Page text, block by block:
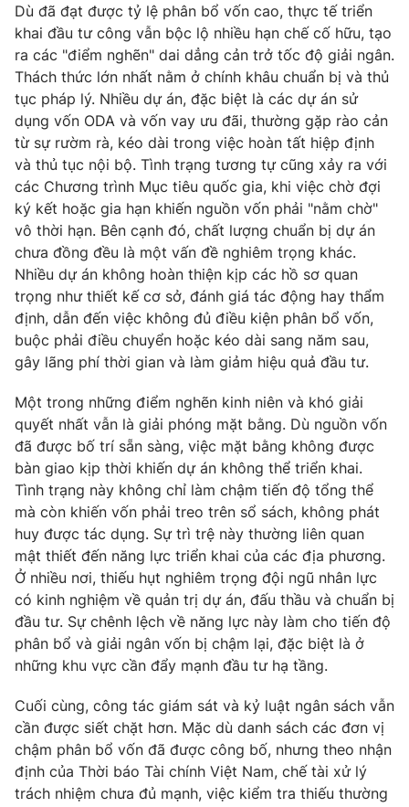
Liên hệ quảng cáo:024-7300.7108
® Cấm sao chép dưới mọi hình thức nếu không có sự chấp
thuận bằng văn bản. Ghi rõ nguồn VTV.vn khi phát hành lại
thông tin từ website này.
Dù đã đạt được tỷ lệ phân bổ vốn cao, thực tế triển
khai đầu tư công vẫn bộc lộ nhiều hạn chế cố hữu, tạo
ra các "điểm nghẽn" dai dẳng cản trở tốc độ giải ngân.
Thách thức lớn nhất nằm ở chính khâu chuẩn bị và thủ
tục pháp lý. Nhiều dự án, đặc biệt là các dự án sử
dụng vốn ODA và vốn vay ưu đãi, thường gặp rào cản
từ sự rườm rà, kéo dài trong việc hoàn tất hiệp định
và thủ tục nội bộ. Tình trạng tương tự cũng xảy ra với
các Chương trình Mục tiêu quốc gia, khi việc chờ đợi
ký kết hoặc gia hạn khiến nguồn vốn phải "nằm chờ"
vô thời hạn. Bên cạnh đó, chất lượng chuẩn bị dự án
chưa đồng đều là một vấn đề nghiêm trọng khác.
Nhiều dự án không hoàn thiện kịp các hồ sơ quan
trọng như thiết kế cơ sở, đánh giá tác động hay thẩm
định, dẫn đến việc không đủ điều kiện phân bổ vốn,
buộc phải điều chuyển hoặc kéo dài sang năm sau,
gây lãng phí thời gian và làm giảm hiệu quả đầu tư.
Một trong những điểm nghẽn kinh niên và khó giải
quyết nhất vẫn là giải phóng mặt bằng. Dù nguồn vốn
đã được bố trí sẵn sàng, việc mặt bằng không được
bàn giao kịp thời khiến dự án không thể triển khai.
Tình trạng này không chỉ làm chậm tiến độ tổng thể
mà còn khiến vốn phải treo trên sổ sách, không phát
huy được tác dụng. Sự trì trệ này thường liên quan
mật thiết đến năng lực triển khai của các địa phương.
Ở nhiều nơi, thiếu hụt nghiêm trọng đội ngũ nhân lực
có kinh nghiệm về quản trị dự án, đấu thầu và chuẩn bị
đầu tư. Sự chênh lệch về năng lực này làm cho tiến độ
phân bổ và giải ngân vốn bị chậm lại, đặc biệt là ở
những khu vực cần đẩy mạnh đầu tư hạ tầng.
Cuối cùng, công tác giám sát và kỷ luật ngân sách vẫn
cần được siết chặt hơn. Mặc dù danh sách các đơn vị
chậm phân bổ vốn đã được công bố, nhưng theo nhận
định của Thời báo Tài chính Việt Nam, chế tài xử lý
trách nhiệm chưa đủ mạnh, việc kiểm tra thiếu thường